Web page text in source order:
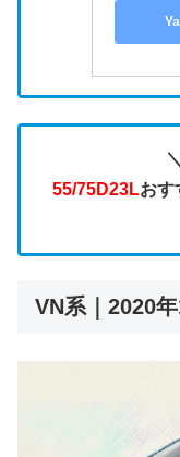
55/75D23Lおす
VN系｜2020